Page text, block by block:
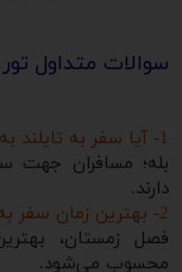
سوالات متداول تور
1- آیا سفر به تایلند به ویزا نیاز دارد؟
بله؛ مسافران جهت
دارند.
2- بهترین زمان سفر به تایلند چه فصلی است؟
فصل زمستان،
محسوب می‌شود.